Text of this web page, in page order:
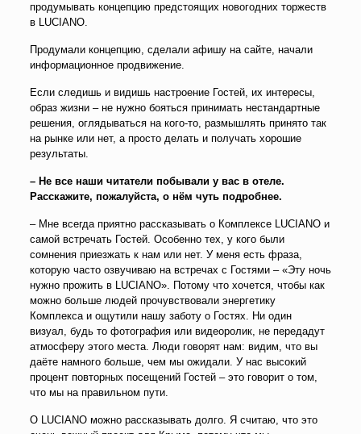
продумывать концепцию предстоящих новогодних торжеств
в LUCIANO.
Продумали концепцию, сделали афишу на сайте, начали
информационное продвижение.
Если следишь и видишь настроение Гостей, их интересы,
образ жизни – не нужно бояться принимать нестандартные
решения, оглядываться на кого-то, размышлять принято так
на рынке или нет, а просто делать и получать хорошие
результаты.
– Не все наши читатели побывали у вас в отеле.
Расскажите, пожалуйста, о нём чуть подробнее.
– Мне всегда приятно рассказывать о Комплексе LUCIANO и
самой встречать Гостей. Особенно тех, у кого были
сомнения приезжать к нам или нет. У меня есть фраза,
которую часто озвучиваю на встречах с Гостями – «Эту ночь
нужно прожить в LUCIANO». Потому что хочется, чтобы как
можно больше людей прочувствовали энергетику
Комплекса и ощутили нашу заботу о Гостях. Ни один
визуал, будь то фотография или видеоролик, не передадут
атмосферу этого места. Люди говорят нам: видим, что вы
даёте намного больше, чем мы ожидали. У нас высокий
процент повторных посещений Гостей – это говорит о том,
что мы на правильном пути.
О LUCIANO можно рассказывать долго. Я считаю, что это